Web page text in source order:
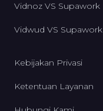
Vidnoz VS Supawork
Vidwud VS Supawork
Kebijakan Privasi
Ketentuan Layanan